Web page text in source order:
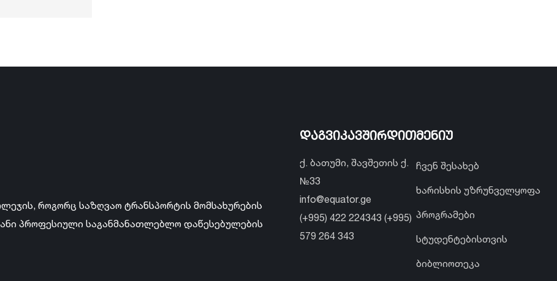
როგორც საზღვაო ტრანსპორტის მომსახურების
პროფესიული საგანმანათლებლო დაწესებულების
დაგვიკავშირდით
ქ. ბათუმი, შავშეთის ქ.
№33
info@equator.ge
(+995) 422 224343 (+995)
579 264 343
მენიუ
ჩვენ შესახებ
ხარისხის უზრუნველყოფა
პროგრამები
სტუდენტებისთვის
ბიბლიოთეკა